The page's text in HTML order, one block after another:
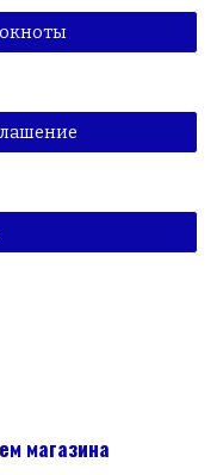
магазина